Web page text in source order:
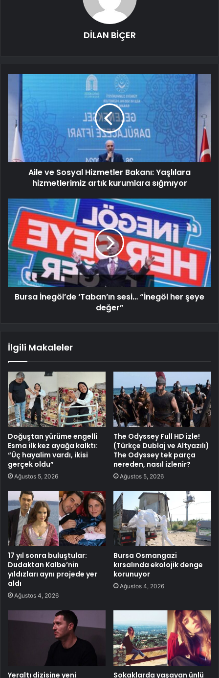
DİLAN BİÇER
Aile ve Sosyal Hizmetler Bakanı: Yaşlılara
hizmetlerimiz artık kurumlara sığmıyor
Bursa İnegöl’de ‘Taban’ın sesi… “İnegöl her şeye
değer”
İlgili Makaleler
Doğuştan yürüme engelli
Esma ilk kez ayağa kalktı:
“Üç hayalim vardı, ikisi
gerçek oldu”
Ağustos 5, 2026
The Odyssey Full HD izle!
(Türkçe Dublaj ve Altyazılı)
The Odyssey tek parça
nereden, nasıl izlenir?
Ağustos 5, 2026
17 yıl sonra buluştular:
Dudaktan Kalbe’nin
yıldızları aynı projede yer
aldı
Ağustos 4, 2026
Bursa Osmangazi
kırsalında ekolojik denge
korunuyor
Ağustos 4, 2026
Yeraltı dizisine yeni Sokaklarda yaşayan ünlü